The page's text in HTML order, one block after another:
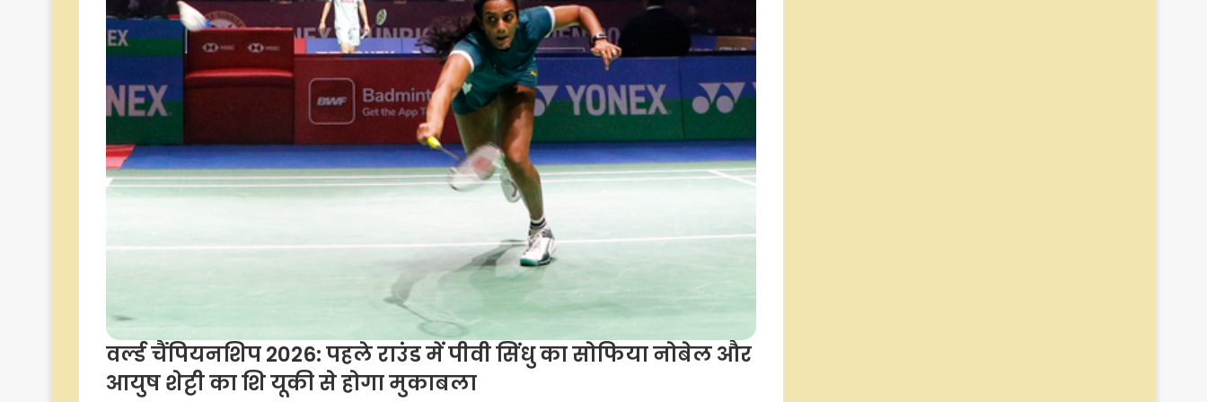
वर्ल्ड चैंपियनशिप 2026: पहले राउंड में पीवी सिंधु का सोफिया नोबेल और
आयुष शेट्टी का शि यूकी से होगा मुकाबला